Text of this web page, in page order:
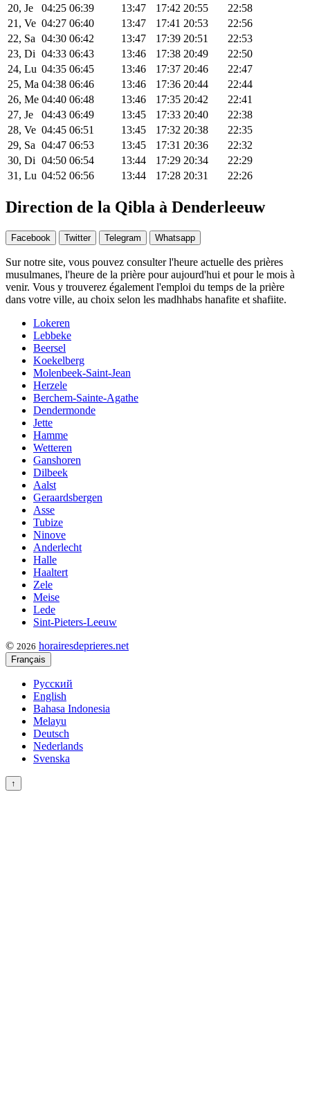
20, Je
04:25 06:39 13:47 17:42 20:55
22:58
21, Ve 04:27 06:40 13:47 17:41 20:53
22:56
22, Sa 04:30 06:42 13:47 17:39 20:51
22:53
23, Di 04:33 06:43 13:46 17:38 20:49
22:50
24, Lu 04:35 06:45 13:46 17:37 20:46
22:47
25, Ma 04:38 06:46 13:46 17:36 20:44
22:44
26, Me 04:40 06:48 13:46 17:35 20:42
22:41
27, Je
04:43 06:49 13:45 17:33 20:40
22:38
28, Ve 04:45 06:51 13:45 17:32 20:38
22:35
29, Sa 04:47 06:53 13:45 17:31 20:36
22:32
30, Di 04:50 06:54 13:44 17:29 20:34
22:29
31, Lu 04:52 06:56 13:44 17:28 20:31 22:26
Direction de la Qibla à Denderleeuw
Facebook Twitter Telegram Whatsapp
Sur notre site, vous pouvez consulter l'heure actuelle des prières
musulmanes, l'heure de la prière pour aujourd'hui et pour le mois à
venir. Vous y trouverez également l'emploi du temps de la prière
dans votre ville, au choix selon les madhhabs hanafite et shafiite.
Lokeren
Lebbeke
Beersel
Koekelberg
Molenbeek-Saint-Jean
Herzele
Berchem-Sainte-Agathe
Dendermonde
Jette
Hamme
Wetteren
Ganshoren
Dilbeek
Aalst
Geraardsbergen
Asse
Tubize
Ninove
Anderlecht
Halle
Haaltert
Zele
Meise
Lede
Sint-Pieters-Leeuw
© 2026 horairesdeprieres.net
Français
Русский
English
Bahasa Indonesia
Melayu
Deutsch
Nederlands
Svenska
↑